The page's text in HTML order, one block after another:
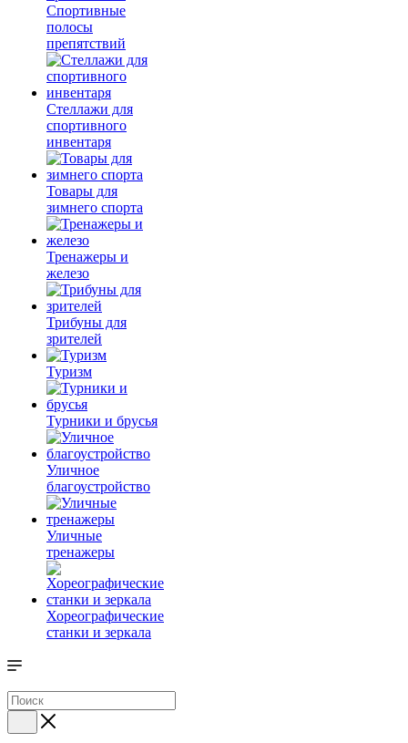
Спортивные
полосы
препятствий
Стеллажи для
спортивного
инвентаря
Товары для
зимнего спорта
Тренажеры и
железо
Трибуны для
зрителей
Туризм
Турники и брусья
Уличное
благоустройство
Уличные
тренажеры
Хореографические
станки и зеркала